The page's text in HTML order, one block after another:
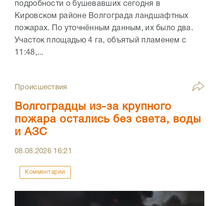
подробности о бушевавших сегодня в
Кировском районе Волгограда ландшафтных
пожарах. По уточнённым данным, их было два.
Участок площадью 4 га, объятый пламенем с
11:48,...
Происшествия
Волгоградцы из-за крупного
пожара остались без света, воды
и АЗС
08.08.2026 16:21
Комментарии